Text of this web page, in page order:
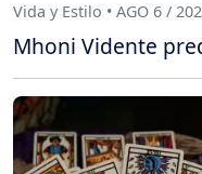
Vida y Estilo • AGO 6 /
Mhoni Vidente